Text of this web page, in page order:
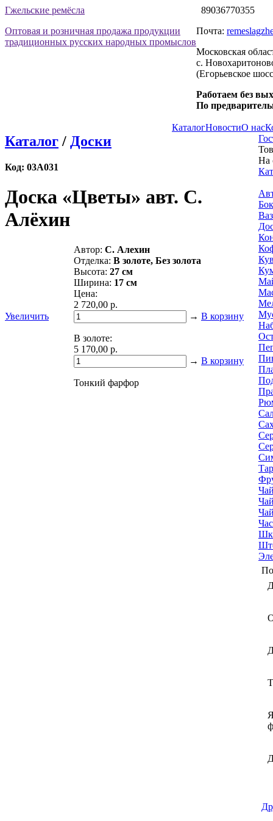
Гжельские ремёсла
Оптовая и розничная продажа продукции
традиционных русских народных промыслов
89036770355
Почта:
Московская
с.
(Егорьевское
Работаем без
По
КаталогНовостиО нас
Каталог / Доски
Код: 03А031
Доска «Цветы» авт. С.
Алёхин
Увеличить
Автор: С. Алехин
Отделка: В золоте, Без золота
Высота: 27 см
Ширина: 17 см
Цена:
2 720,00 р.
→ В корзину
В золоте:
5 170,00 р.
→ В корзину
Тонкий фарфор
На